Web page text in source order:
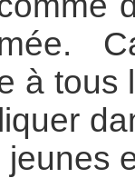
à tous
jeunes